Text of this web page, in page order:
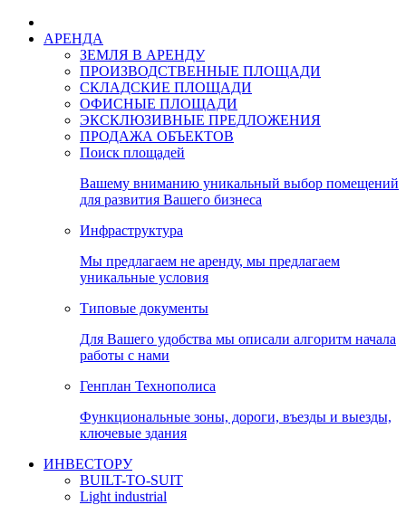
АРЕНДА
ЗЕМЛЯ В АРЕНДУ
ПРОИЗВОДСТВЕННЫЕ ПЛОЩАДИ
СКЛАДСКИЕ ПЛОЩАДИ
ОФИСНЫЕ ПЛОЩАДИ
ЭКСКЛЮЗИВНЫЕ ПРЕДЛОЖЕНИЯ
ПРОДАЖА ОБЪЕКТОВ
Поиск площадей
Вашему вниманию уникальный выбор помещений
для развития Вашего бизнеса
Инфраструктура
Мы предлагаем не аренду, мы предлагаем
уникальные условия
Типовые документы
Для Вашего удобства мы описали алгоритм начала
работы с нами
Генплан Технополиса
Функциональные зоны, дороги, въезды и выезды,
ключевые здания
ИНВЕСТОРУ
BUILT-TO-SUIT
Light industrial